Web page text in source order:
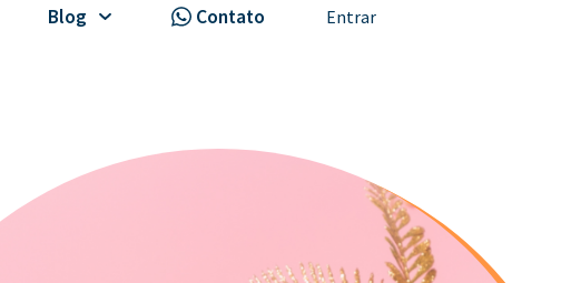
Blog Contato Entrar